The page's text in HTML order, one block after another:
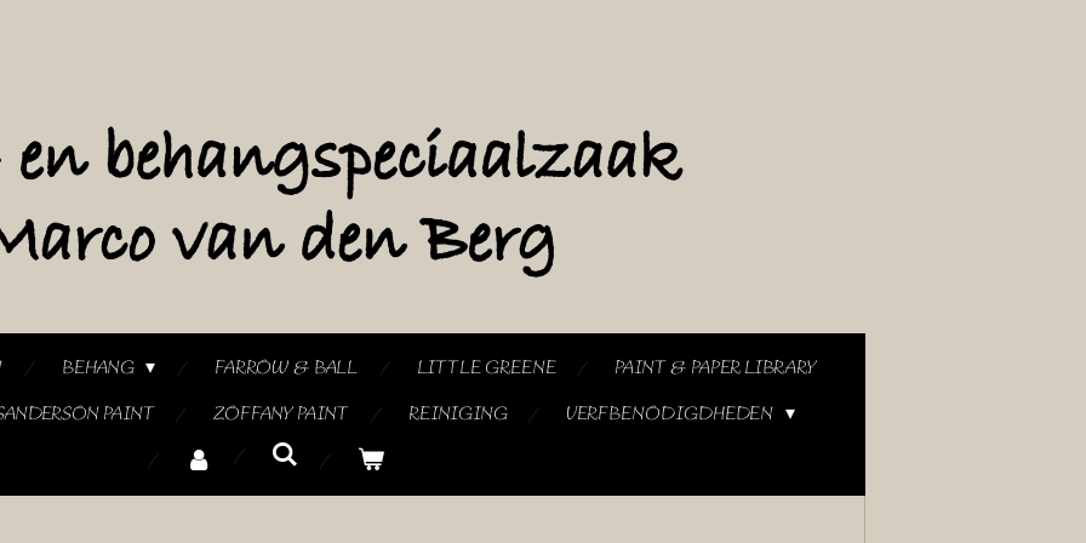
BEHANG FARROW & BALL LITTLE GREENE
PAINT & PAPER LIBRARY
PAINT ZOFFANY PAINT REINIGING VERFBENODIGDHEDEN